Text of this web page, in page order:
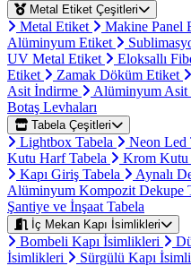
Metal Etiket Çeşitleri
Metal Etiket Makine Panel
Alüminyum Etiket
UV Metal Etiket
Eloksallı
Etiket
Zamak Döküm Etiket
Asit İndirme
Alüminyum Asit
Botaş Levhaları
Tabela Çeşitleri
Lightbox Tabela Neon Led
Kutu Harf Tabela
Krom Kutu
Kapı Giriş Tabela
Aynalı
Alüminyum Kompozit Dekupe
Şantiye ve İnşaat Tabela
İç Mekan Kapı İsimlikleri
Bombeli Kapı İsimlikleri
İsimlikleri
Sürgülü Kapı